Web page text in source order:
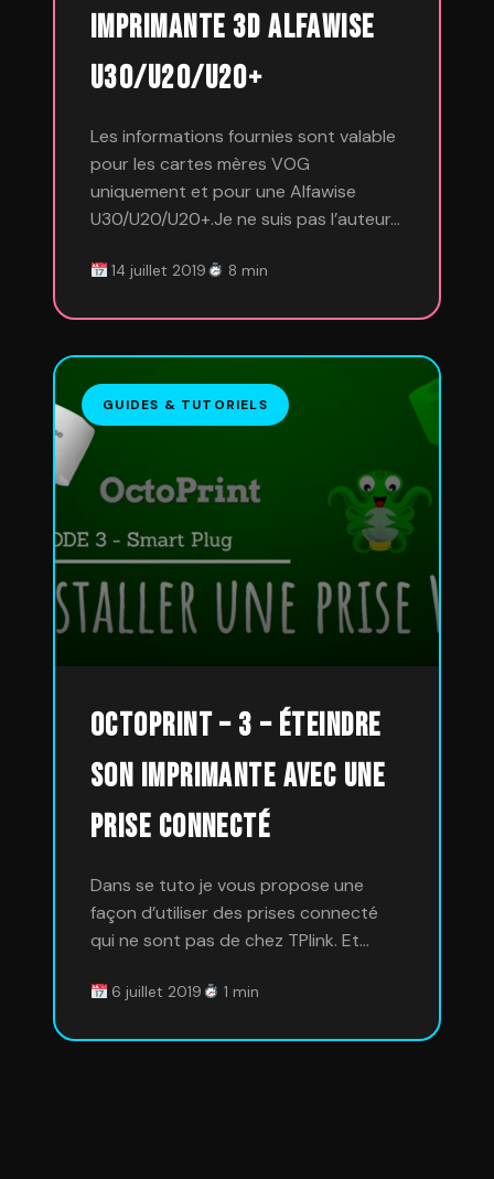
imprimante 3D Alfawise
U30/U20/U20+
Les informations fournies sont valable
pour les cartes mères VOG
uniquement et pour une Alfawise
U30/U20/U20+.Je ne suis pas l’auteur…
14 juillet 2019 8 min
GUIDES & TUTORIELS
Octoprint – 3 – éteindre
son imprimante avec une
prise connecté
Dans se tuto je vous propose une
façon d’utiliser des prises connecté
qui ne sont pas de chez TPlink. Et…
6 juillet 2019 1 min